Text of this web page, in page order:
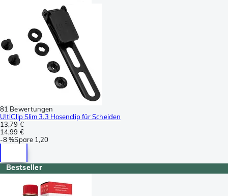
81 Bewertungen
UltiClip Slim 3.3 Hosenclip für Scheiden
13,79 €
14,99 €
-8 %Spare 1,20
Bestseller